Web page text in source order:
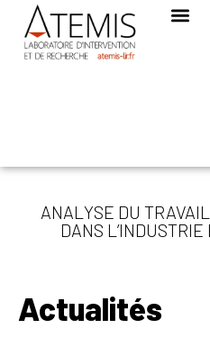
ANALYSE DU
DANS
Actualités